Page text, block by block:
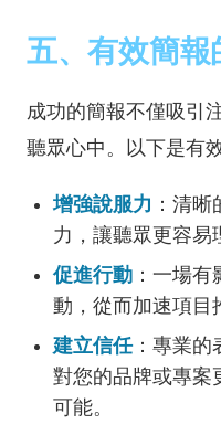
五、有效簡報
成功的簡報不僅吸引
聽眾心中。以下是有
增強說服力 ：清
力，讓聽眾更容易
促進行動 ：一場
動，從而加速項目
建立信任：專業的
對您的品牌或專案
可能。